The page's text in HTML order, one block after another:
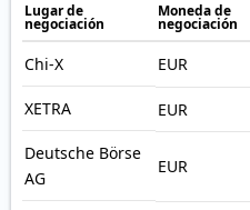
Lugar de
negociación
Moneda de
negociación
Chi-X EUR
XETRA EUR
Deutsche Börse
AG
EUR